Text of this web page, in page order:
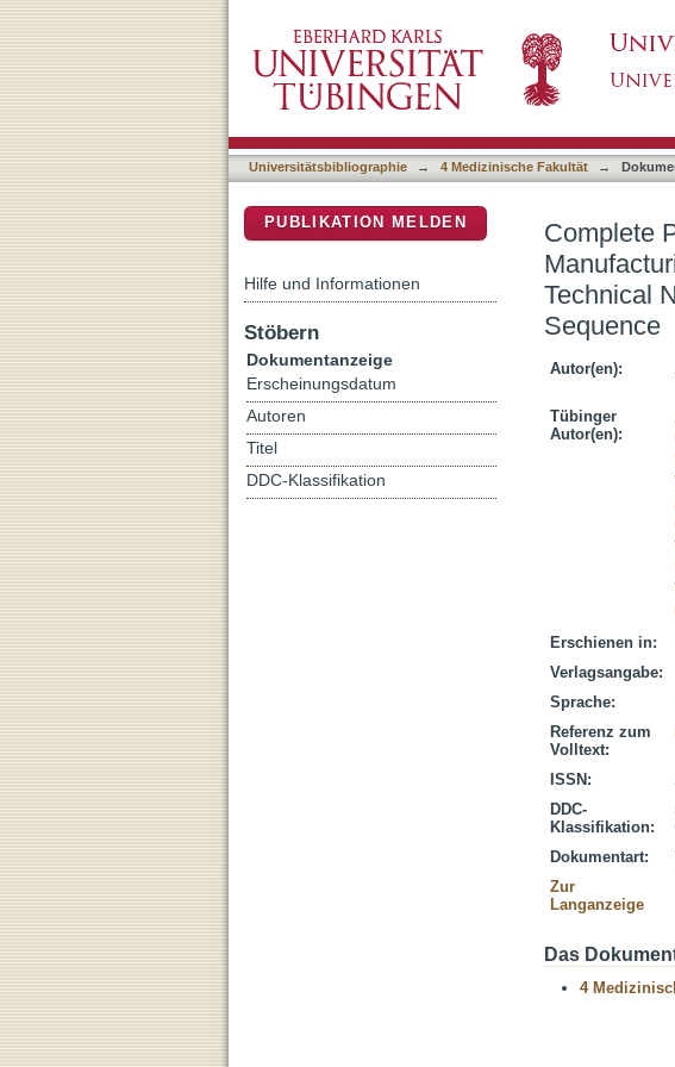
Complete Protocol and Guidelines
Palatal Plate-An Interdisciplinary
Sequence
Universitätsbibliographie → 4 Medizinische Fakultät →
Complete
Technical
Sequence
Autor(en):
Tübinger
Autor(en):
Erschienen in:
Verlagsangabe:
Sprache:
Referenz zum
Volltext:
ISSN:
DDC-
Klassifikation:
Dokumentart:
Zur
Langanzeige
Das
4
PUBLIKATION MELDEN
Hilfe und Informationen
Stöbern
Dokumentanzeige
Erscheinungsdatum
Autoren
Titel
DDC-Klassifikation